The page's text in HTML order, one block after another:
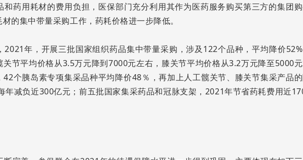
和药用耗材的费用负担，医保部门充分利用其作为医药服务购买第三方的集团
的集中带量采购工作，药耗价格进一步降低。
年，开展三批国家组织药品集中带量采购，涉及122个品种，平均降价52%
节平均价格从3.5万元降到7000元左右，膝关节平均价格从3.2万元降至5000
个胰岛素专项集采品种平均降价48％，再加上人工髋关节、膝关节集采产品
年减负近300亿元；前五批国家集采药品和冠脉支架，2021年节省药耗费用近